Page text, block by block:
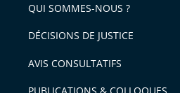
QUI SOMMES-NOUS ?
DÉCISIONS DE JUSTICE
AVIS CONSULTATIFS